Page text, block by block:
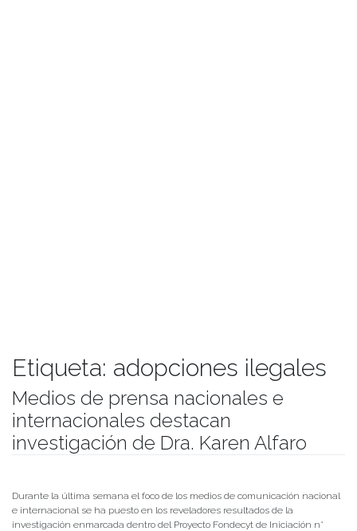
Etiqueta: adopciones ilegales
Medios de prensa nacionales e
internacionales destacan
investigación de Dra. Karen Alfaro
Durante la última semana el foco de los medios de comunicación nacional
e internacional se ha puesto en los reveladores resultados de la
investigación enmarcada dentro del Proyecto Fondecyt de Iniciación n°